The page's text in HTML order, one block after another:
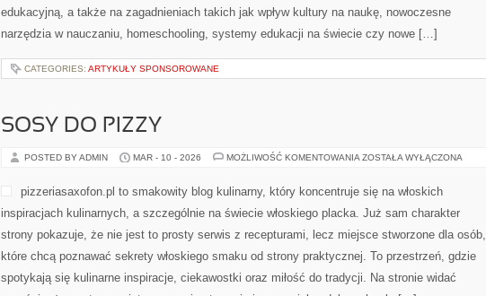
edukacyjną, a także na zagadnieniach takich jak wpływ kultury na naukę, nowoczesne
narzędzia w nauczaniu, homeschooling, systemy edukacji na świecie czy nowe […]
CATEGORIES: ARTYKUŁY SPONSOROWANE
SOSY DO PIZZY
POSTED BY ADMIN MAR - 10 - 2026 MOŻLIWOŚĆ KOMENTOWANIA SOSY
ZOSTAŁA WYŁĄCZONA
pizzeriasaxofon.pl to smakowity blog kulinarny, który koncentruje się na włoskich
inspiracjach kulinarnych, a szczególnie na świecie włoskiego placka. Już sam charakter
strony pokazuje, że nie jest to prosty serwis z recepturami, lecz miejsce stworzone dla osób,
które chcą poznawać sekrety włoskiego smaku od strony praktycznej. To przestrzeń, gdzie
spotykają się kulinarne inspiracje, ciekawostki oraz miłość do tradycji. Na stronie widać